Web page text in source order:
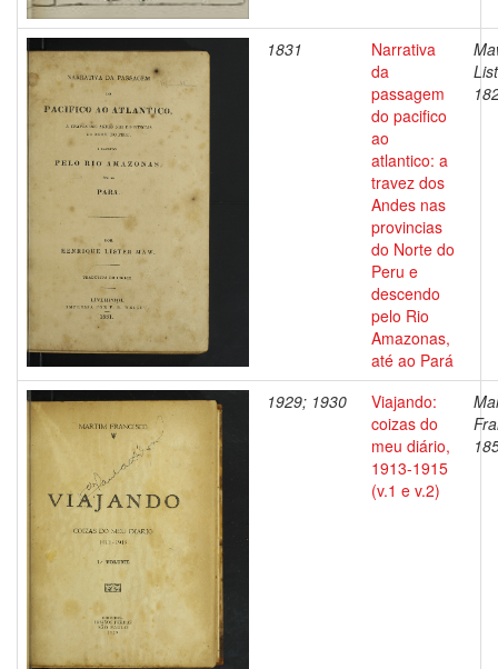
1831
Narrativa
da
passagem
do pacifico
ao
atlantico: a
travez dos
Andes nas
provincias
do Norte do
Peru e
descendo
pelo Rio
Amazonas,
até ao Pará
1929; 1930
Viajando:
coizas do
meu diário,
1913-1915
(v.1 e v.2)